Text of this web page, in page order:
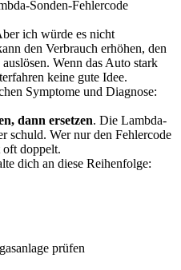
Sonden-Fehlercode
ich würde es nicht
den Verbrauch erhöhen, den
Wenn das Auto stark
keine gute Idee.
Symptome und Diagnose:
dann ersetzen. Die Lambda-
schuld. Wer nur den Fehlercode
oft doppelt.
dich an diese Reihenfolge:
prüfen